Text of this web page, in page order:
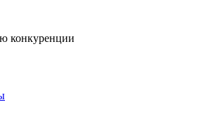
конкуренции